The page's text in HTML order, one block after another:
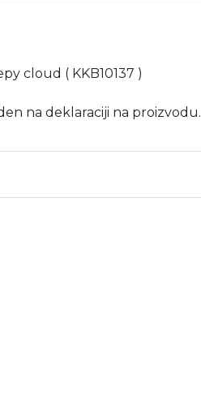
cloud ( KKB10137 )
na deklaraciji na proizvodu.